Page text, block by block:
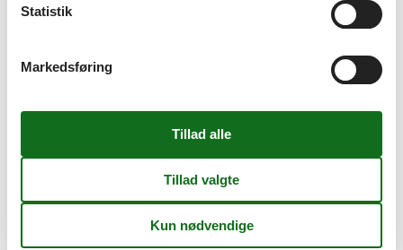
Sejlads
Strand
Gåture
Statistik
Markedsføring